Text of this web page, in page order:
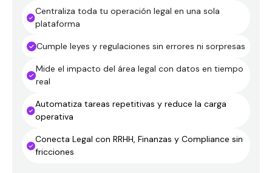
Centraliza toda tu operación legal en una sola
plataforma
Cumple leyes y regulaciones sin errores ni sorpresas
Mide el impacto del área legal con datos en tiempo
real
Automatiza tareas repetitivas y reduce la carga
operativa
Conecta Legal con RRHH, Finanzas y Compliance sin
fricciones